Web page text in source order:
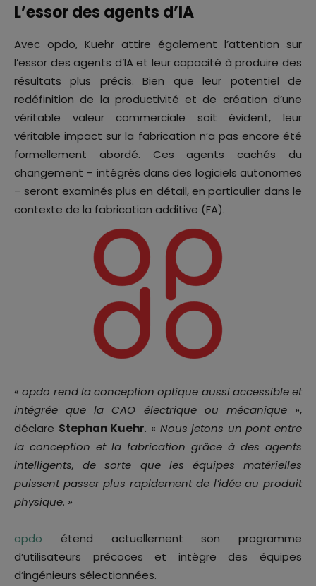
L’essor des agents d’IA
Avec opdo, Kuehr attire également l’attention sur
l’essor des agents d’IA et leur capacité à produire des
résultats plus précis. Bien que leur potentiel de
redéfinition de la productivité et de création d’une
véritable valeur commerciale soit évident, leur
véritable impact sur la fabrication n’a pas encore été
formellement abordé. Ces agents cachés du
changement – intégrés dans des logiciels autonomes
– seront examinés plus en détail, en particulier dans le
contexte de la fabrication additive (FA).
«opdo rend la conception optique aussi accessible et
intégrée que la CAO électrique ou mécanique»,
déclare Stephan Kuehr. « Nous jetons un pont entre
la conception et la fabrication grâce à des agents
intelligents, de sorte que les équipes matérielles
puissent passer plus rapidement de l’idée au produit
physique. »
opdo étend actuellement son programme
d’utilisateurs précoces et intègre des équipes
d’ingénieurs sélectionnées.